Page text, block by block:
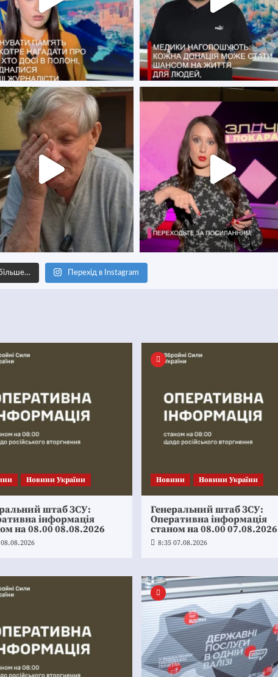
Перехід в Instagram
Новини України
штаб ЗСУ:
інформація
на 08.00 08.08.2026
Новини Новини України
Генеральний штаб ЗСУ:
Оперативна інформація
станом на 08.00 07.08.2026
8:35 07.08.2026